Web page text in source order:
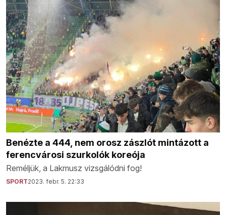
Benézte a 444, nem orosz zászlót mintázott a
ferencvárosi szurkolók koreója
Reméljük, a Lakmusz vizsgálódni fog!
SPORT2023. febr. 5. 22:33